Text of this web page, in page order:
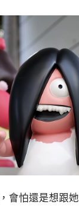
會怕還是想跟